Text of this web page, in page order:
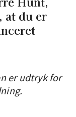
at du er
er udtryk for